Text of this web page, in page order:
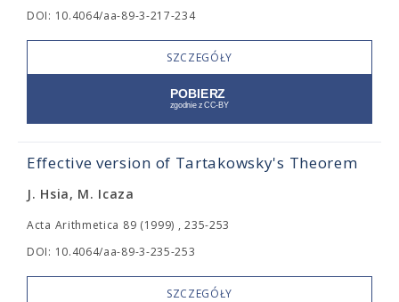
DOI: 10.4064/aa-89-3-217-234
SZCZEGÓŁY
Effective version of Tartakowsky's Theorem
J. Hsia, M. Icaza
Acta Arithmetica 89 (1999) , 235-253
DOI: 10.4064/aa-89-3-235-253
SZCZEGÓŁY